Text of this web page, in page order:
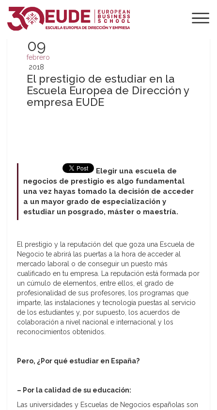
09
febrero
2018
El prestigio de estudiar en la
Escuela Europea de Dirección y
empresa EUDE
Elegir una escuela de
negocios de prestigio es algo fundamental
una vez hayas tomado la decisión de acceder
a un mayor grado de especialización y
estudiar un posgrado, máster o maestría.
El prestigio y la reputación del que goza una Escuela de
Negocio te abrirá las puertas a la hora de acceder al
mercado laboral o de conseguir un puesto más
cualificado en tu empresa. La reputación está formada por
un cúmulo de elementos, entre ellos, el grado de
profesionalidad de sus profesores, los programas que
imparte, las instalaciones y tecnología puestas al servicio
de los estudiantes y, por supuesto, los acuerdos de
colaboración a nivel nacional e internacional y los
reconocimientos obtenidos.
Pero, ¿Por qué estudiar en España?
– Por la calidad de su educación:
Las universidades y Escuelas de Negocios españolas son